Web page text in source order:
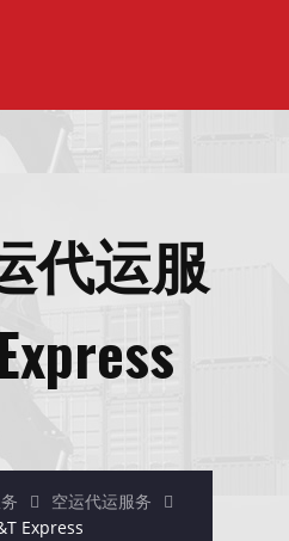
代运服
空运代运服务
Express